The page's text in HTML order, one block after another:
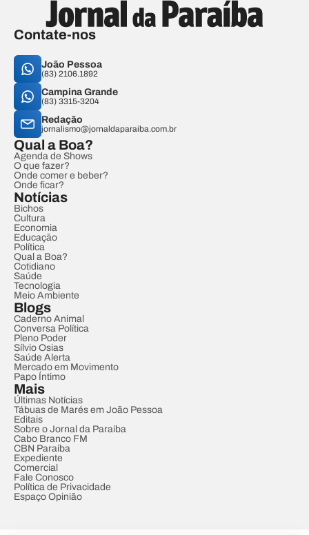
Contate-nos
João Pessoa
(83) 2106.1892
Campina Grande
(83) 3315-3204
Redação
jornalismo@jornaldaparaiba.com.br
Qual a Boa?
Agenda de Shows
O que fazer?
Onde comer e beber?
Onde ficar?
Notícias
Bichos
Cultura
Economia
Educação
Política
Qual a Boa?
Cotidiano
Saúde
Tecnologia
Meio Ambiente
Blogs
Caderno Animal
Conversa Política
Pleno Poder
Sílvio Osias
Saúde Alerta
Mercado em Movimento
Papo Íntimo
Mais
Últimas Notícias
Tábuas de Marés em João Pessoa
Editais
Sobre o Jornal da Paraíba
Cabo Branco FM
CBN Paraíba
Expediente
Comercial
Fale Conosco
Política de Privacidade
Espaço Opinião